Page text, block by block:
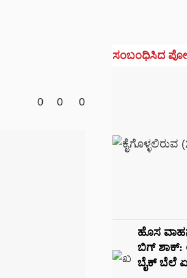
0 0 0
ಸಂಬಂಧಿಸಿದ
ಹೊಸ
ಬಿಗ್ ಶಾಕ್‌:
ಬೈಕ್ ಬೆಲೆ